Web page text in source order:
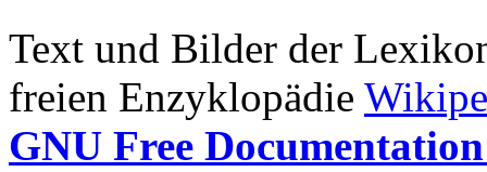
Text und Bilder der
freien Enzyklopädie
GNU Free